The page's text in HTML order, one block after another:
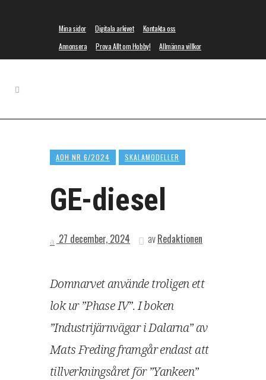
Mina sidor Digitala arkivet
Kontakta oss
Annonsera
Prova Allt om Hobby! Allmänna villkor
AOH NR 6/2024 SKALAMODELLER
GE-diesel
27 december, 2024 avRedaktionen
Domnarvet använde troligen ett
lok ur ”Phase IV”. I boken
”Industrijärnvägar i Dalarna” av
Mats Freding framgår endast att
tillverkningsåret för ”Yankeen”